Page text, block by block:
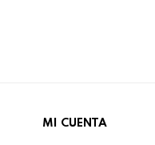
MI CUENTA